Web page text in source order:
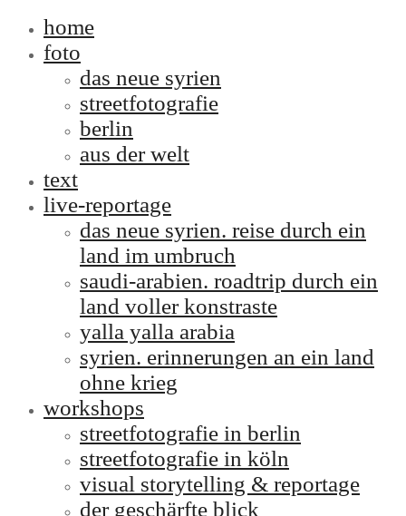
home
foto
das neue syrien
streetfotografie
berlin
aus der welt
text
live-reportage
das neue syrien. reise durch ein
land im umbruch
saudi-arabien. roadtrip durch ein
land voller konstraste
yalla yalla arabia
syrien. erinnerungen an ein land
ohne krieg
workshops
streetfotografie in berlin
streetfotografie in köln
visual storytelling & reportage
der geschärfte blick